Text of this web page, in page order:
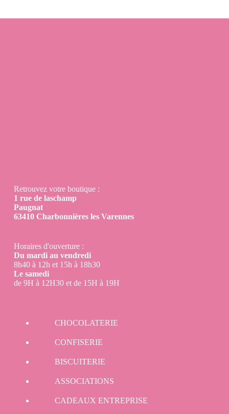
Retrouvez votre boutique :
1 rue de laschamp
Paugnat
63410 Charbonnières les Varennes
Horaires d'ouverture :
Du mardi au vendredi
8h40 à 12h et 15h à 18h30
Le samedi
de 9H à 12H30 et de 15H à 19H
CHOCOLATERIE
CONFISERIE
BISCUITERIE
ASSOCIATIONS
CADEAUX ENTREPRISE